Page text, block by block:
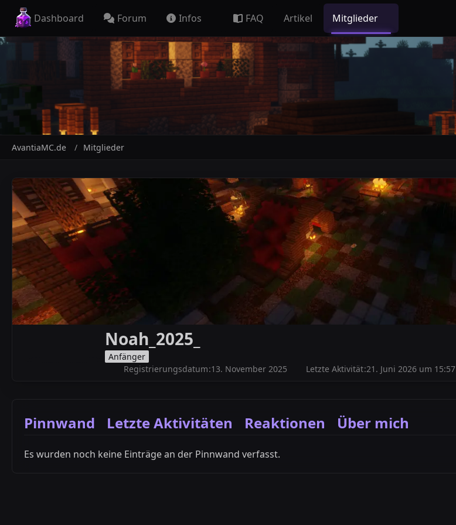
Dashboard Forum Infos FAQ Artikel Mitglieder
AvantiaMC.de Mitglieder
Noah_2025_
Anfänger
Registrierungsdatum 13. November 2025 Letzte Aktivität 21. Juni 2026 um 15:57
Pinnwand Letzte Aktivitäten Reaktionen Über mich
Es wurden noch keine Einträge an der Pinnwand verfasst.